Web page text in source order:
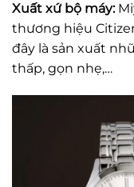
Xuất xứ bộ máy:
thương hiệu
đây là sản xuất
thấp, gọn nhẹ,…